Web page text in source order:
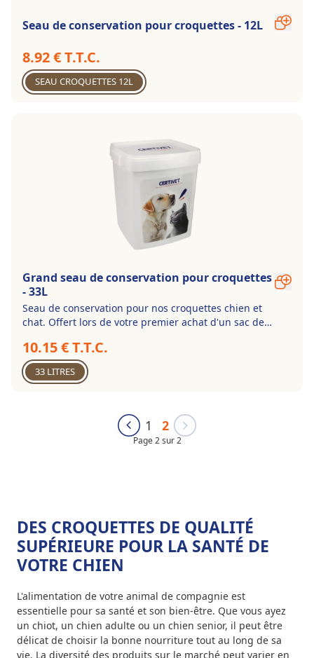
Seau de conservation pour croquettes - 12L
8.92 € T.T.C.
SEAU CROQUETTES 12L
Grand seau de conservation pour croquettes
- 33L
Seau de conservation pour nos croquettes chien et
chat. Offert lors de votre premier achat d'un sac de
10.15 € T.T.C.
33 LITRES
1 2
Page 2 sur 2
DES CROQUETTES DE QUALITÉ
SUPÉRIEURE POUR LA SANTÉ DE
VOTRE CHIEN
L'alimentation de votre animal de compagnie est
essentielle pour sa santé et son bien-être. Que vous ayez
un chiot, un chien adulte ou un chien senior, il peut être
délicat de choisir la bonne nourriture tout au long de sa
vie. La diversité des produits sur le marché peut varier en